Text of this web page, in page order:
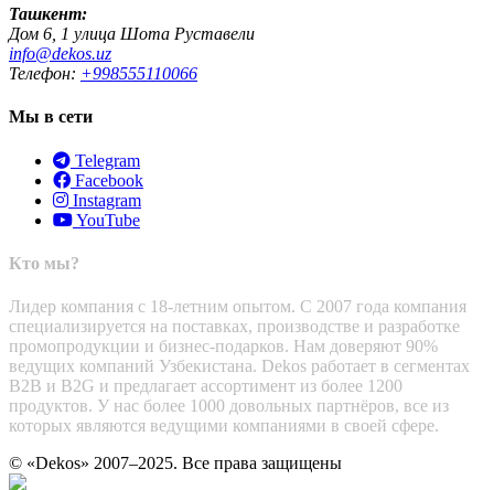
Ташкент:
Дом 6, 1 улица Шота Руставели
info@dekos.uz
Телефон: +998555110066
Мы в сети
Telegram
Facebook
Instagram
YouTube
Кто мы?
Лидер компания с 18-летним опытом. С 2007 года компания
специализируется на поставках, производстве и разработке
промопродукции и бизнес-подарков. Нам доверяют 90%
ведущих компаний Узбекистана. Dekos работает в сегментах
B2B и B2G и предлагает ассортимент из более 1200
продуктов. У нас более 1000 довольных партнёров, все из
которых являются ведущими компаниями в своей сфере.
© «Dekos» 2007–2025. Все права защищены